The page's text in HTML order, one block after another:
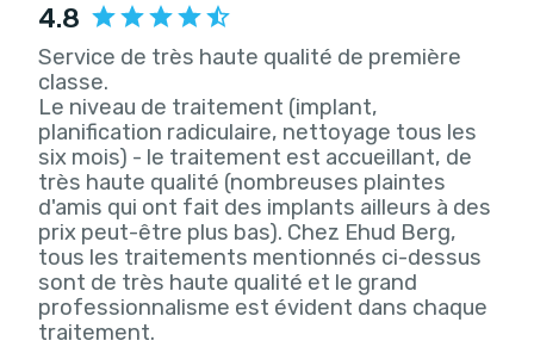
4.8
Service de très haute qualité de première
classe.
Le niveau de traitement (implant,
planification radiculaire, nettoyage tous les
six mois) - le traitement est accueillant, de
très haute qualité (nombreuses plaintes
d'amis qui ont fait des implants ailleurs à des
prix peut-être plus bas). Chez Ehud Berg,
tous les traitements mentionnés ci-dessus
sont de très haute qualité et le grand
professionnalisme est évident dans chaque
traitement.